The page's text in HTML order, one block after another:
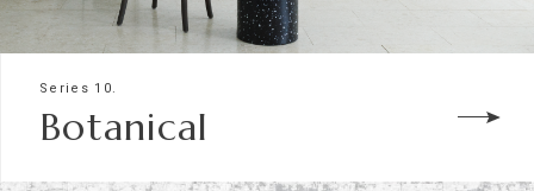
Series 10.
Botanical